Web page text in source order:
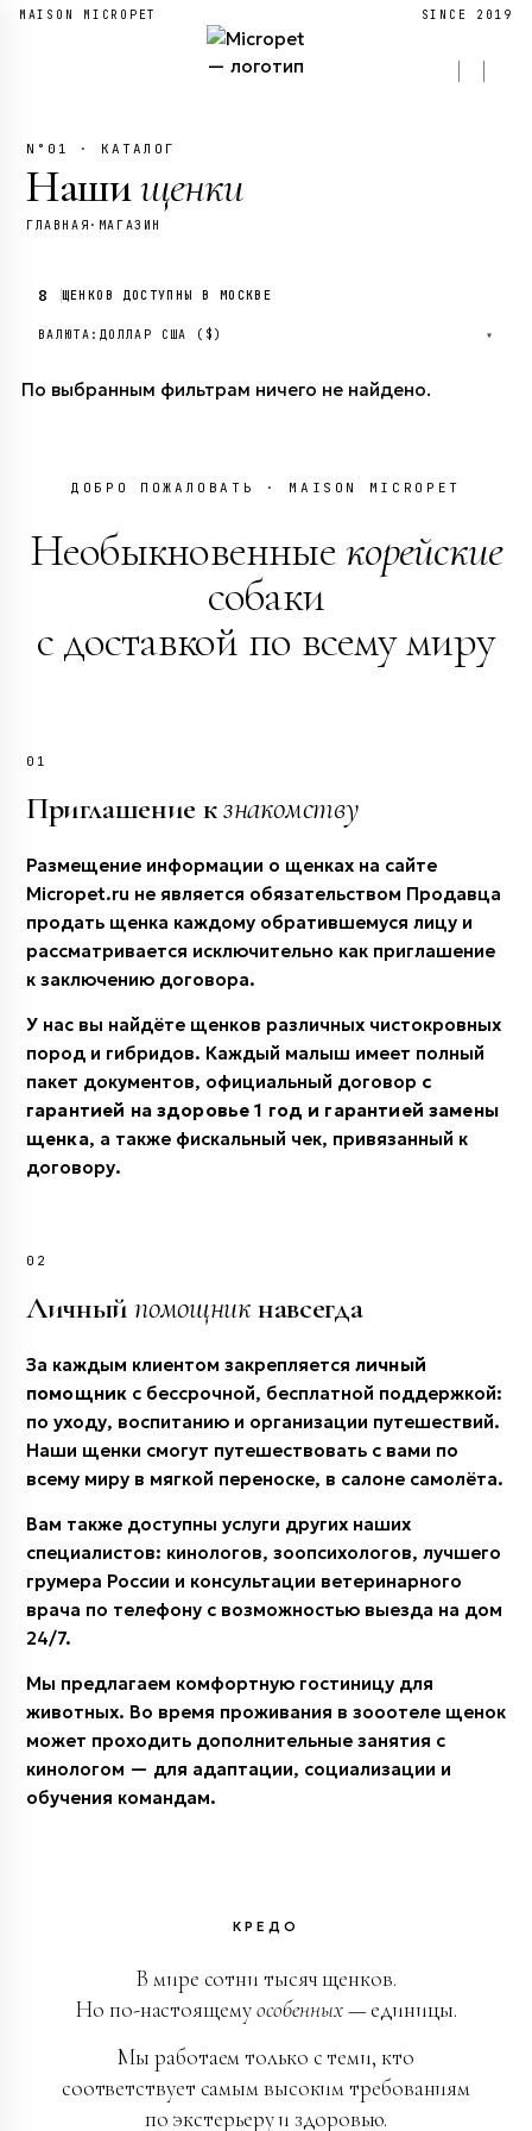
MAISON MICROPET SINCE 2019
N°01 · КАТАЛОГ
Нашищенки
ГЛАВНАЯ · МАГАЗИН
8 ЩЕНКОВ ДОСТУПНЫ В МОСКВЕ
ВАЛЮТА: ДОЛЛАР США ($) ▾
По выбранным фильтрам ничего не найдено.
ДОБРО ПОЖАЛОВАТЬ · MAISON MICROPET
Необыкновенныекорейские
собаки
с доставкой по всему миру
01
Приглашение кзнакомству
Размещение информации о щенках на сайте
Micropet.ru не является обязательством Продавца
продать щенка каждому обратившемуся лицу и
рассматривается исключительно как приглашение
к заключению договора.
У нас вы найдёте щенков различных чистокровных
пород и гибридов. Каждый малыш имеет полный
пакет документов, официальный договор с
гарантией на здоровье 1 год и гарантией замены
щенка, а также фискальный чек, привязанный к
договору.
02
Личныйпомощникнавсегда
За каждым клиентом закрепляется личный
помощник с бессрочной, бесплатной поддержкой:
по уходу, воспитанию и организации путешествий.
Наши щенки смогут путешествовать с вами по
всему миру в мягкой переноске, в салоне самолёта.
Вам также доступны услуги других наших
специалистов: кинологов, зоопсихологов, лучшего
грумера России и консультации ветеринарного
врача по телефону с возможностью выезда на дом
24/7.
Мы предлагаем комфортную гостиницу для
животных. Во время проживания в зооотеле щенок
может проходить дополнительные занятия с
кинологом — для адаптации, социализации и
обучения командам.
КРЕДО
В мире сотни тысяч щенков.
Но по-настоящемуособенных— единицы.
Мы работаем только с теми, кто
соответствует самым высоким требованиям
по экстерьеру и здоровью.